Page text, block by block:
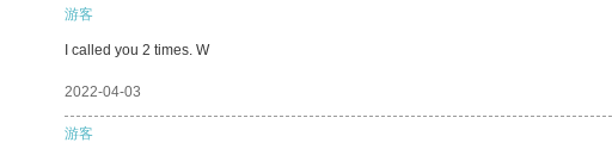
游客
I called you 2 times. W
2022-04-03
游客